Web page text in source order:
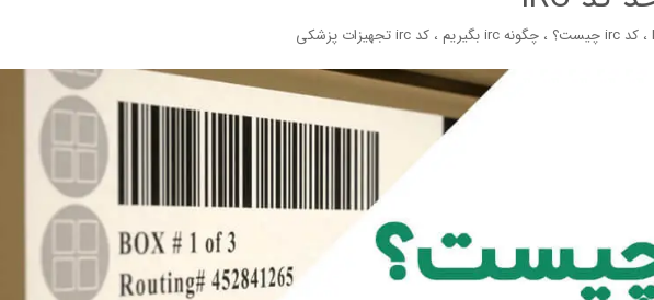
، کد irc چیست؟ ، چگونه irc بگیریم ، کد irc تجهیزات پزشکی